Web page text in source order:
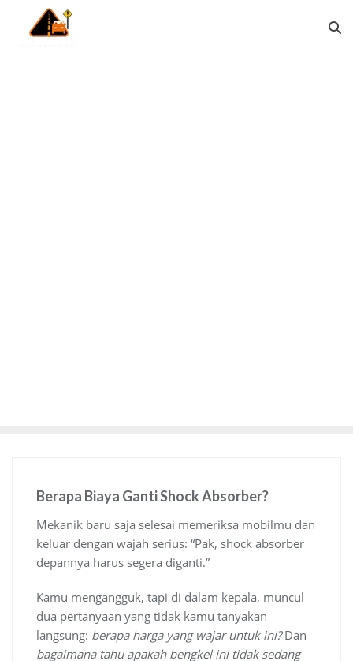
Berapa Biaya Ganti Shock Absorber?
Mekanik baru saja selesai memeriksa mobilmu dan
keluar dengan wajah serius: “Pak, shock absorber
depannya harus segera diganti.”
Kamu mengangguk, tapi di dalam kepala, muncul
dua pertanyaan yang tidak kamu tanyakan
langsung: berapa harga yang wajar untuk ini?Dan
bagaimana tahu apakah bengkel ini tidak sedang